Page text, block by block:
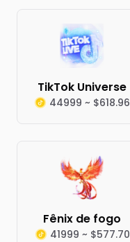
TikTok Universe
44999 ~ $618.96
Fênix de fogo
41999 ~ $577.70